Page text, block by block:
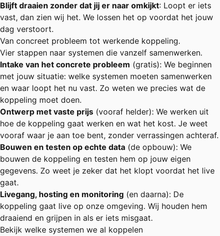
Blijft draaien zonder dat jij er naar omkijkt: Loopt er iets
vast, dan zien wij het. We lossen het op voordat het jouw
dag verstoort.
Van concreet probleem tot werkende koppeling.
Vier stappen naar systemen die vanzelf samenwerken.
Intake van het concrete probleem (gratis): We beginnen
met jouw situatie: welke systemen moeten samenwerken
en waar loopt het nu vast. Zo weten we precies wat de
koppeling moet doen.
Ontwerp met vaste prijs (vooraf helder): We werken uit
hoe de koppeling gaat werken en wat het kost. Je weet
vooraf waar je aan toe bent, zonder verrassingen achteraf.
Bouwen en testen op echte data (de opbouw): We
bouwen de koppeling en testen hem op jouw eigen
gegevens. Zo weet je zeker dat het klopt voordat het live
gaat.
Livegang, hosting en monitoring (en daarna): De
koppeling gaat live op onze omgeving. Wij houden hem
draaiend en grijpen in als er iets misgaat.
Bekijk welke systemen we al koppelen